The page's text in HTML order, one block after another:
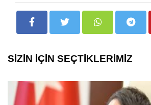
SİZİN İÇİN SEÇTİKLERİMİZ